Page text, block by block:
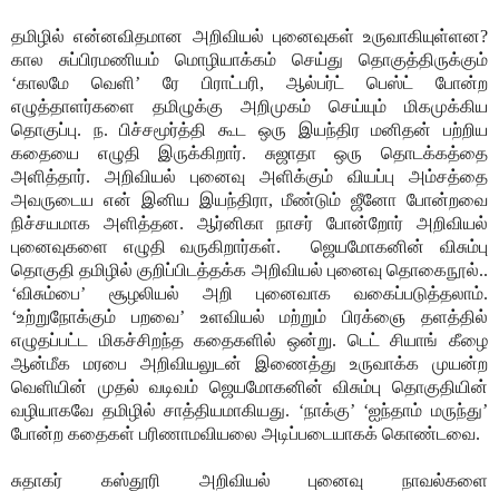
தமிழில் என்னவிதமான அறிவியல் புனைவுகள் உருவாகியுள்ளன?
கால சுப்பிரமணியம் மொழியாக்கம் செய்து தொகுத்திருக்கும்
‘காலமே வெளி’ ரே பிராட்பரி, ஆல்பர்ட் பெஸ்ட் போன்ற
எழுத்தாளர்களை தமிழுக்கு அறிமுகம் செய்யும் மிகமுக்கிய
தொகுப்பு. ந. பிச்சமூர்த்தி கூட ஒரு இயந்திர மனிதன் பற்றிய
கதையை எழுதி இருக்கிறார். சுஜாதா ஒரு தொடக்கத்தை
அளித்தார். அறிவியல் புனைவு அளிக்கும் வியப்பு அம்சத்தை
அவருடைய என் இனிய இயந்திரா, மீண்டும் ஜீனோ போன்றவை
நிச்சயமாக அளித்தன. ஆர்னிகா நாசர் போன்றோர் அறிவியல்
புனைவுகளை எழுதி வருகிறார்கள்.
ஜெயமோகனின் விசும்பு
தொகுதி தமிழில் குறிப்பிடத்தக்க அறிவியல் புனைவு தொகைநூல்..
‘விசும்பை’ சூழலியல் அறி புனைவாக வகைப்படுத்தலாம்.
‘உற்றுநோக்கும் பறவை’ உளவியல் மற்றும் பிரக்ஞை தளத்தில்
எழுதப்பட்ட மிகச்சிறந்த கதைகளில் ஒன்று. டெட் சியாங் கீழை
ஆன்மீக மரபை அறிவியலுடன் இணைத்து உருவாக்க முயன்ற
வெளியின் முதல் வடிவம் ஜெயமோகனின் விசும்பு தொகுதியின்
வழியாகவே தமிழில் சாத்தியமாகியது. ‘நாக்கு’ ‘ஐந்தாம் மருந்து’
போன்ற கதைகள் பரிணாமவியலை அடிப்படையாகக் கொண்டவை.
சுதாகர் கஸ்தூரி அறிவியல் புனைவு நாவல்களை